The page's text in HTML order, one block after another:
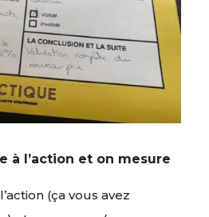
à l’action et on mesure
(ça vous avez